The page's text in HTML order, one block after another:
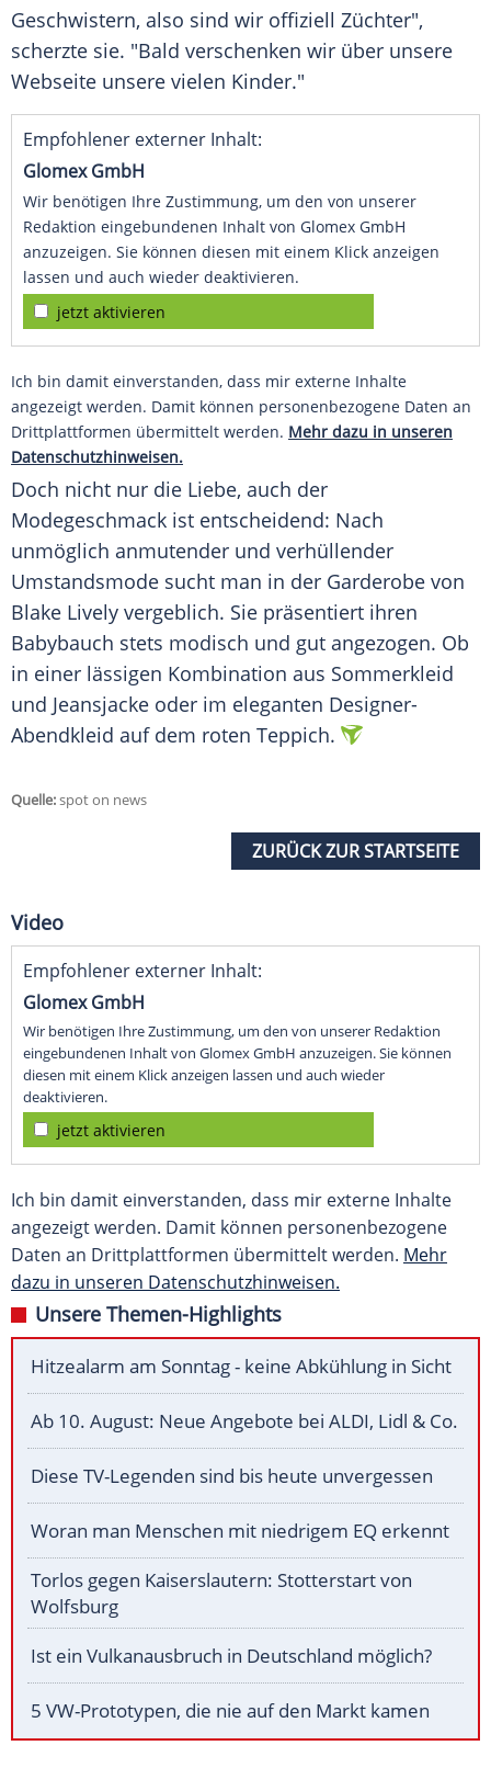
Geschwistern, also sind wir offiziell Züchter",
scherzte sie. "Bald verschenken wir über unsere
Webseite unsere vielen Kinder."
Empfohlener externer Inhalt:
Glomex GmbH
Wir benötigen Ihre Zustimmung, um den von unserer
Redaktion eingebundenen Inhalt von Glomex GmbH
anzuzeigen. Sie können diesen mit einem Klick anzeigen
lassen und auch wieder deaktivieren.
jetzt aktivieren
Ich bin damit einverstanden, dass mir externe Inhalte
angezeigt werden. Damit können personenbezogene Daten an
Drittplattformen übermittelt werden. Mehr dazu in unseren
Datenschutzhinweisen.
Doch nicht nur die Liebe, auch der
Modegeschmack ist entscheidend: Nach
unmöglich anmutender und verhüllender
Umstandsmode sucht man in der Garderobe von
Blake Lively vergeblich. Sie präsentiert ihren
Babybauch stets modisch und gut angezogen. Ob
in einer lässigen Kombination aus Sommerkleid
und Jeansjacke oder im eleganten Designer-
Abendkleid auf dem roten Teppich.
Quelle:spot on news
ZURÜCK ZUR STARTSEITE
Video
Empfohlener externer Inhalt:
Glomex GmbH
Wir benötigen Ihre Zustimmung, um den von unserer Redaktion
eingebundenen Inhalt von Glomex GmbH anzuzeigen. Sie können
diesen mit einem Klick anzeigen lassen und auch wieder
deaktivieren.
jetzt aktivieren
Ich bin damit einverstanden, dass mir externe Inhalte
angezeigt werden. Damit können personenbezogene
Daten an Drittplattformen übermittelt werden. Mehr
dazu in unseren Datenschutzhinweisen.
Unsere Themen-Highlights
Hitzealarm am Sonntag - keine Abkühlung in Sicht
Ab 10. August: Neue Angebote bei ALDI, Lidl & Co.
Diese TV-Legenden sind bis heute unvergessen
Woran man Menschen mit niedrigem EQ erkennt
Torlos gegen Kaiserslautern: Stotterstart von
Wolfsburg
Ist ein Vulkanausbruch in Deutschland möglich?
5 VW-Prototypen, die nie auf den Markt kamen